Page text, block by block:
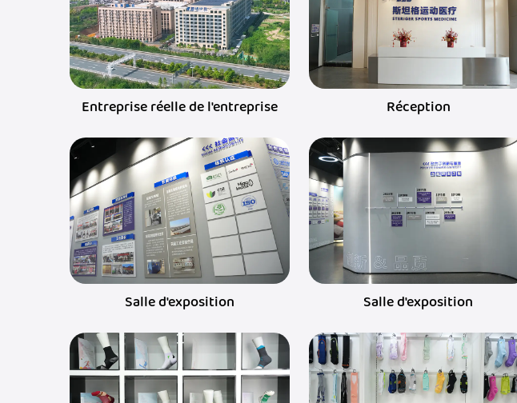
Entreprise réelle de l'entreprise Réception
Salle d'exposition Salle d'exposition